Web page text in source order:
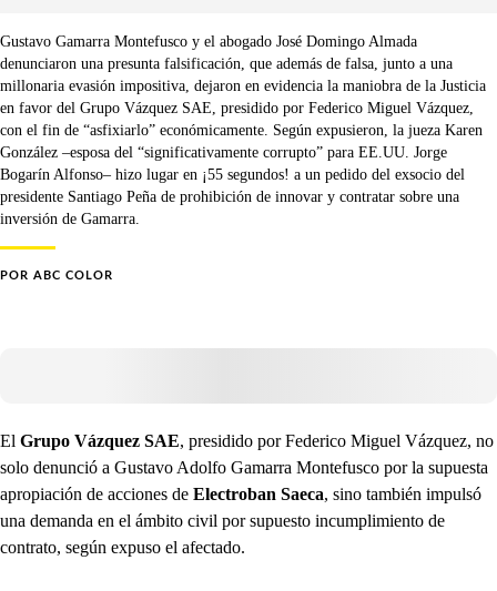
Gustavo Gamarra Montefusco y el abogado José Domingo Almada
denunciaron una presunta falsificación, que además de falsa, junto a una
millonaria evasión impositiva, dejaron en evidencia la maniobra de la Justicia
en favor del Grupo Vázquez SAE, presidido por Federico Miguel Vázquez,
con el fin de “asfixiarlo” económicamente. Según expusieron, la jueza Karen
González –esposa del “significativamente corrupto” para EE.UU. Jorge
Bogarín Alfonso– hizo lugar en ¡55 segundos! a un pedido del exsocio del
presidente Santiago Peña de prohibición de innovar y contratar sobre una
inversión de Gamarra.
POR ABC COLOR
El Grupo Vázquez SAE, presidido por Federico Miguel Vázquez, no
solo denunció a Gustavo Adolfo Gamarra Montefusco por la supuesta
apropiación de acciones de Electroban Saeca, sino también impulsó
una demanda en el ámbito civil por supuesto incumplimiento de
contrato, según expuso el afectado.